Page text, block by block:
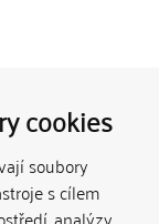
cookies
soubory
s cílem